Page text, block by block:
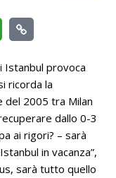
Istanbul provoca
ricorda la
del 2005 tra Milan
dallo 0-3
ai rigori? – sarà
in vacanza”,
sarà tutto quello